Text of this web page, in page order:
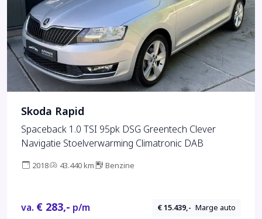
Skoda Rapid
Spaceback 1.0 TSI 95pk DSG Greentech Clever
Navigatie Stoelverwarming Climatronic DAB
2018 43.440 km Benzine
va. € 283,- p/m € 15.439,- Marge auto